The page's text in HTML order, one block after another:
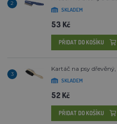
2
SKLADEM
53 Kč
PŘIDAT DO KOŠÍKU
3
Kartáč na psy
SKLADEM
52 Kč
PŘIDAT DO KOŠÍKU